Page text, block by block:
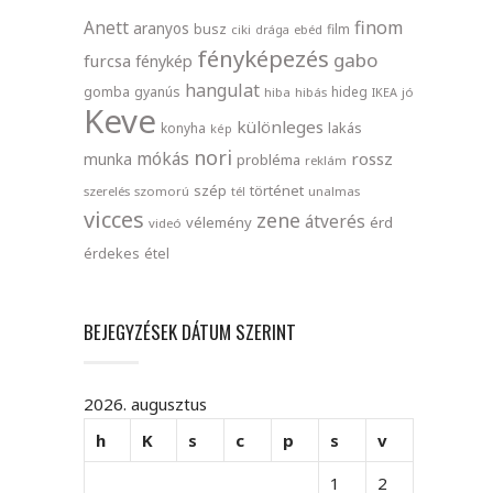
Anett aranyos busz ciki drága ebéd film finom
furcsa fénykép fényképezés gabo
gomba gyanús hangulat hiba hibás hideg IKEA jó
Keve konyha kép különleges lakás
munka mókás nori probléma reklám rossz
szerelés szomorú szép tél történet unalmas
vicces videó vélemény zene átverés érd
érdekes étel
BEJEGYZÉSEK DÁTUM SZERINT
2026. augusztus
h
K s c p s
v
1
2